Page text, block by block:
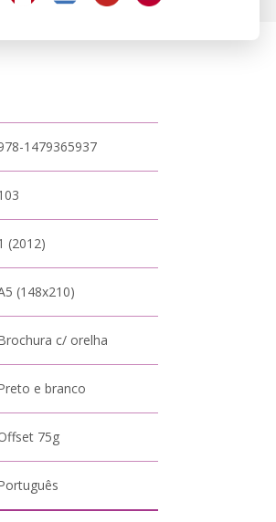
1479365937
(2012)
(148x210)
c/ orelha
e branco
75g